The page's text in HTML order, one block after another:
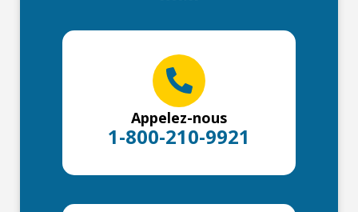
Appelez-nous
1-800-210-9921